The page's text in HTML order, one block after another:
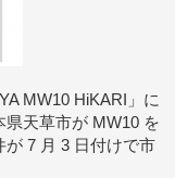
MW10 HiKARI」に
天草市が MW10 を
が 7 月 3 日付けで市